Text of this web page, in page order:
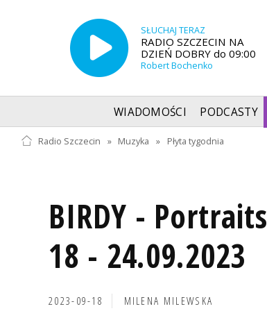
SŁUCHAJ TERAZ
RADIO SZCZECIN NA
DZIEŃ DOBRY do 09:00
Robert Bochenko
WIADOMOŚCI PODCASTY
Radio Szczecin » Muzyka » Płyta tygodnia
BIRDY - Portraits
18 - 24.09.2023
2023-09-18 MILENA MILEWSKA